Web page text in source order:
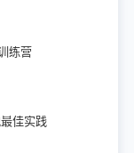
练营
佳实践